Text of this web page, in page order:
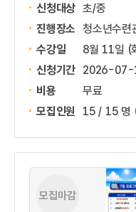
신청대상 초/중
진행장소 청소년수
수강일
8월 11일 (
신청기간 2026-07-
비용
무료
모집인원
15 / 15 명
모집마감